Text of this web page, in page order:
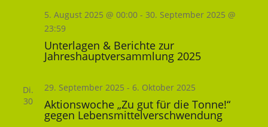
Unterlagen & Berichte zur
Jahreshauptversammlung 2025
5. August 2025 @ 00:00- 30. September 2025 @
23:59
Di.
30
Aktionswoche „Zu gut für die Tonne!“
gegen Lebensmittelverschwendung
29. September 2025 - 6. Oktober 2025